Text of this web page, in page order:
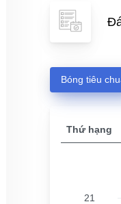
Bóng tiêu
Thứ hạng
21